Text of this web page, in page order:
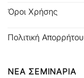
Όροι Χρήσης
Πολιτική Απορρήτου
ΝΕΑ ΣΕΜΙΝΑΡΙΑ